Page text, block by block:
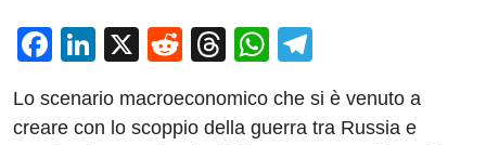
F
c
Li
k
X
R
d
T
e
W
at
el
e
Lo scenario macroeconomico che si è venuto a
creare con lo scoppio della guerra tra Russia e